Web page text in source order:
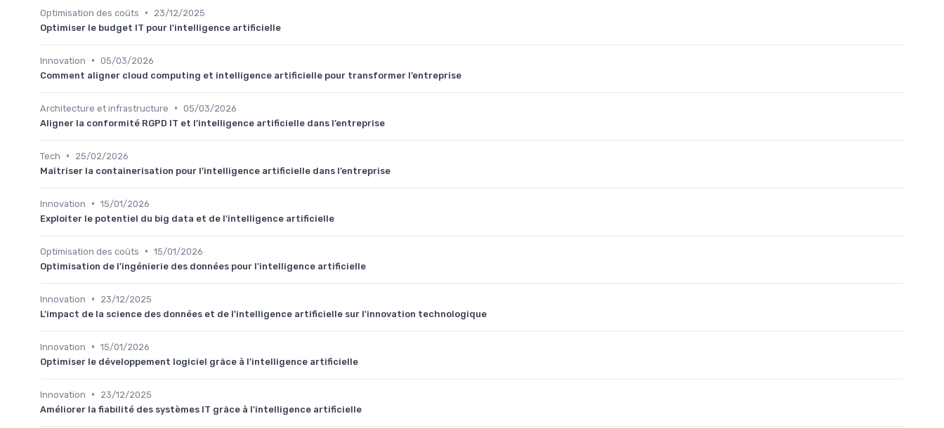
Optimisation des coûts •
23/12/2025
Optimiser le budget IT pour l'intelligence artificielle
Innovation • 05/03/2026
Comment aligner cloud computing et intelligence artificielle pour transformer l’entreprise
Architecture et infrastructure • 05/03/2026
Aligner la conformité RGPD IT et l’intelligence artificielle dans l’entreprise
Tech •
25/02/2026
Maîtriser la containerisation pour l’intelligence artificielle dans l’entreprise
Innovation • 15/01/2026
Exploiter le potentiel du big data et de l'intelligence artificielle
Optimisation des coûts • 15/01/2026
Optimisation de l'ingénierie des données pour l'intelligence artificielle
Innovation •
23/12/2025
L'impact de la science des données et de l'intelligence artificielle sur l'innovation technologique
Innovation • 15/01/2026
Optimiser le développement logiciel grâce à l'intelligence artificielle
Innovation •
23/12/2025
Améliorer la fiabilité des systèmes IT grâce à l'intelligence artificielle